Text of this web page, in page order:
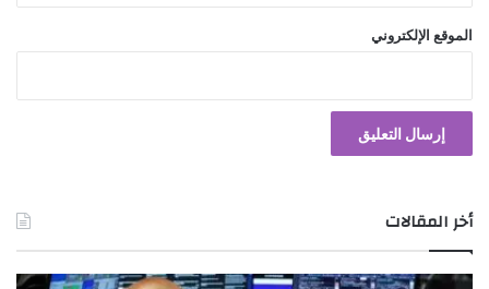
الموقع الإلكتروني
أخر المقالات